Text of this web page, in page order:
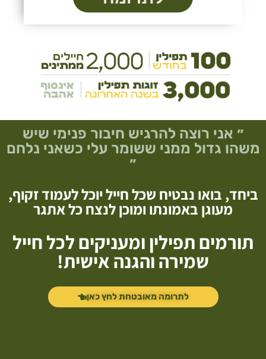
״ אני רוצה להרגיש חיבור פנימי שיש
משהו גדול ממני ששומר עלי כשאני נלחם
״
ביחד, בואו נבטיח שכל חייל יוכל לעמוד זקוף,
מעוגן באמונתו ומוכן לנצח כל אתגר
תורמים תפילין ומעניקים לכל חייל
שמירה והגנה אישית!
לתרומה מאובטחת לחץ כאן